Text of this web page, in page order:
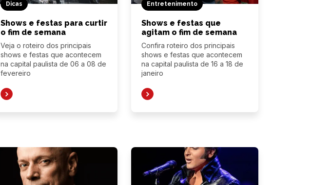
Dicas
Shows e festas para curtir
o fim de semana
Veja o roteiro dos principais
shows e festas que acontecem
na capital paulista de 06 a 08 de
fevereiro
Entretenimento
Shows e festas que
agitam o fim de semana
Confira roteiro dos principais
shows e festas que acontecem
na capital paulista de 16 a 18 de
janeiro